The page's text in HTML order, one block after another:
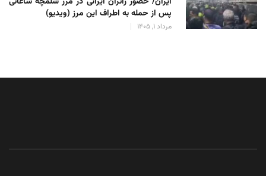
پس از حمله به اطراف این مرز (ویدیو)
مرداد 1, 1405